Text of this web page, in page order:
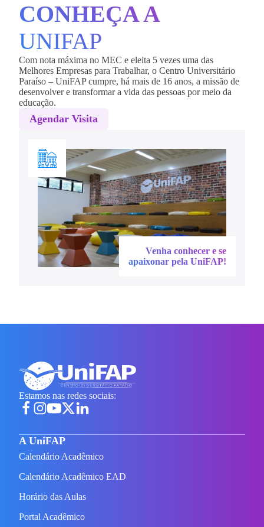
Venha conhecer e se
apaixonar pela UniFAP!
CONHEÇA A
UNIFAP
Com nota máxima no MEC e eleita 5 vezes uma das
Melhores Empresas para Trabalhar, o Centro Universitário
Paraíso – UniFAP cumpre, há mais de 16 anos, a missão de
desenvolver e transformar a vida das pessoas por meio da
educação.
Agendar Visita
Estamos nas redes sociais:
A UniFAP
Calendário Acadêmico
Calendário Acadêmico EAD
Horário das Aulas
Portal Acadêmico